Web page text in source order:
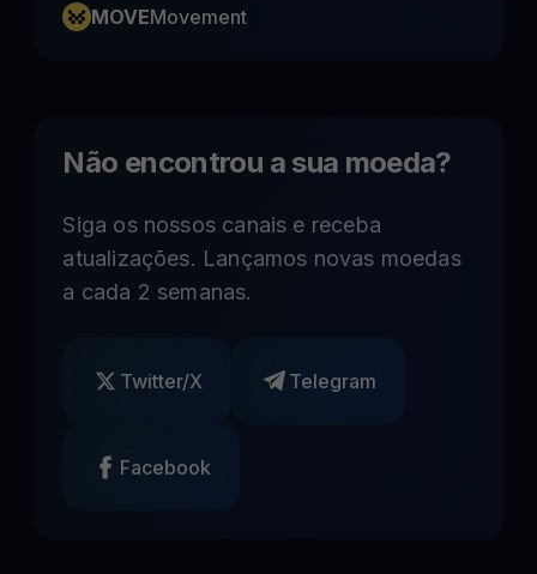
MOVEMovement
Não encontrou a sua moeda?
Siga os nossos canais e receba
atualizações. Lançamos novas moedas
a cada 2 semanas.
Twitter/X Telegram
Facebook